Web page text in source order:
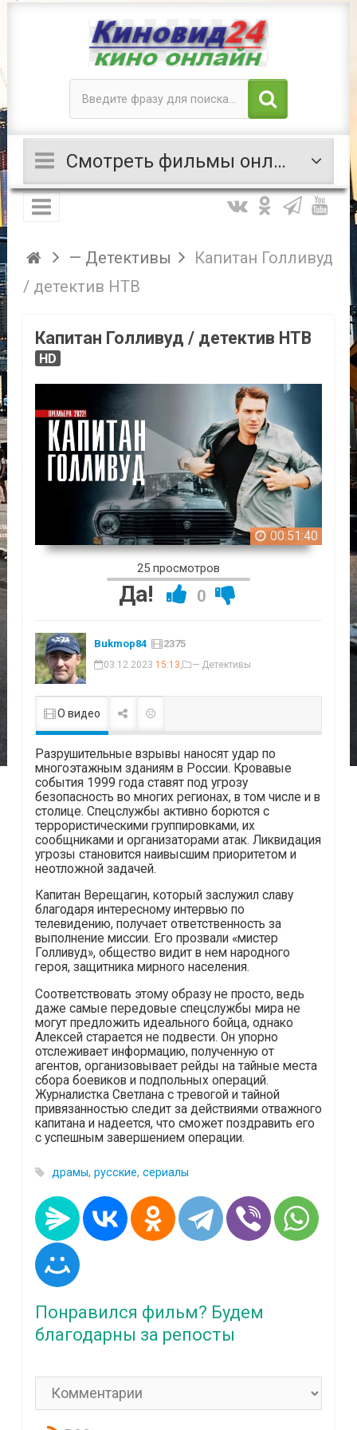
Смотреть фильмы онлайн
— Детективы
Капитан Голливуд
/ детектив НТВ
Капитан Голливуд / детектив НТВ
HD
00:51:40
25 просмотров
Да! 0
Bukmop84 2375
03.12.2023 15:13, — Детективы
О видео
Разрушительные взрывы наносят удар по
многоэтажным зданиям в России. Кровавые
события 1999 года ставят под угрозу
безопасность во многих регионах, в том числе и в
столице. Спецслужбы активно борются с
террористическими группировками, их
сообщниками и организаторами атак. Ликвидация
угрозы становится наивысшим приоритетом и
неотложной задачей.
Капитан Верещагин, который заслужил славу
благодаря интересному интервью по
телевидению, получает ответственность за
выполнение миссии. Его прозвали «мистер
Голливуд», общество видит в нем народного
героя, защитника мирного населения.
Соответствовать этому образу не просто, ведь
даже самые передовые спецслужбы мира не
могут предложить идеального бойца, однако
Алексей старается не подвести. Он упорно
отслеживает информацию, полученную от
агентов, организовывает рейды на тайные места
сбора боевиков и подпольных операций.
Журналистка Светлана с тревогой и тайной
привязанностью следит за действиями отважного
капитана и надеется, что сможет поздравить его
с успешным завершением операции.
драмы, русские, сериалы
Понравился фильм? Будем
благодарны за репосты